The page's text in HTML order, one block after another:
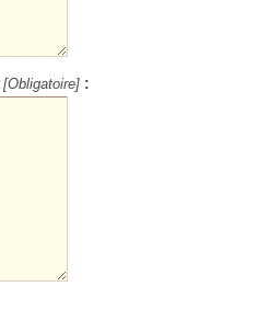
[Obligatoire] :